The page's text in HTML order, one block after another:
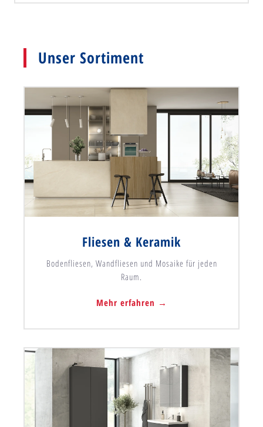
Unser Sortiment
Fliesen & Keramik
Bodenfliesen, Wandfliesen und Mosaike für jeden
Raum.
Mehr erfahren →